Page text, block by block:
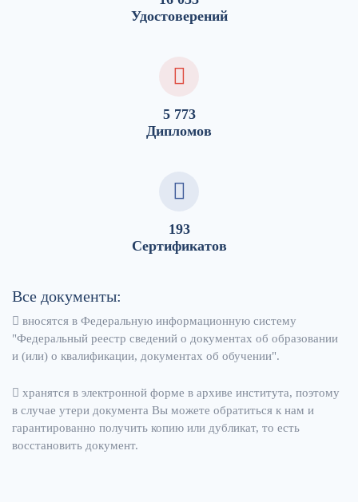
Удостоверений
5 773
Дипломов
193
Сертификатов
Все документы:
вносятся в Федеральную информационную систему
"Федеральный реестр сведений о документах об образовании
и (или) о квалификации, документах об обучении".
хранятся в электронной форме в архиве института, поэтому
в случае утери документа Вы можете обратиться к нам и
гарантированно получить копию или дубликат, то есть
восстановить документ.